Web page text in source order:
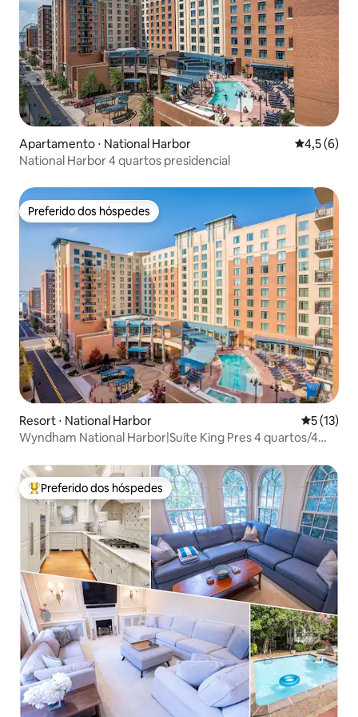
Apartamento ⋅ National Harbor 4,5 de
4,5 (6)
National Harbor 4 quartos presidencial
Preferido dos hóspedes
Preferido dos hóspedes
Resort ⋅ National Harbor 5 de uma
5 (13)
Wyndham National Harbor|Suíte King Pres 4 quartos/4
Entre os melhores preferidos dos hóspedes
Preferido dos hóspedes